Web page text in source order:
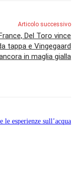
Articolo successivo
Del Toro vince
tappa e Vingegaard
in maglia gialla
esperienze sull’acqua